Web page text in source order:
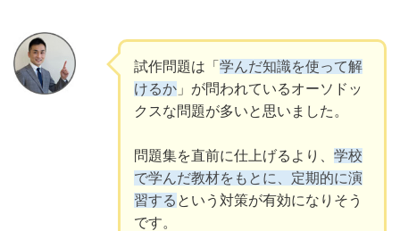
試作問題は「学んだ知識を使って解
けるか 」が問われているオーソドッ
クスな問題が多いと思いました。
問題集を直前に仕上げるより、学校
で学んだ教材をもとに、定期的に演
習する という対策が有効になりそう
です。